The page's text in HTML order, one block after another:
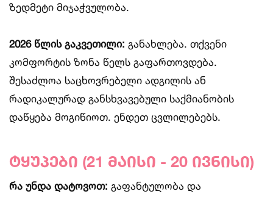
ზედმეტი მიჯაჭვულობა.
2026 წლის გაკვეთილი: განახლება. თქვენი
კომფორტის ზონა წელს გაფართოვდება.
შესაძლოა საცხოვრებელი ადგილის ან
რადიკალურად განსხვავებული საქმიანობის
დაწყება მოგიწიოთ. ენდეთ ცვლილებებს.
ტყუპები (21 მაისი - 20 ივნისი)
რა უნდა დატოვოთ: გაფანტულობა და